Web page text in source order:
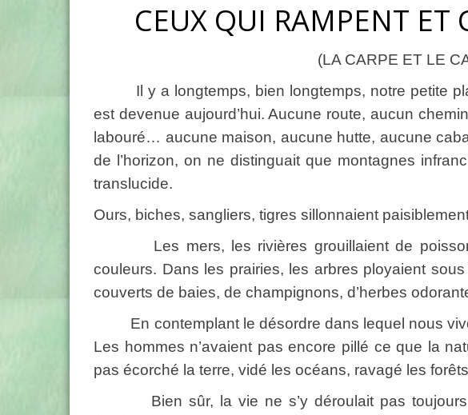
CEUX QUI RAMPENT ET
(LA CARPE ET LE
Il y a longtemps, bien longtemps, notre petite
est devenue aujourd’hui. Aucune route, aucun
labouré… aucune maison, aucune hutte, aucune
de l’horizon, on ne distinguait que montagnes
translucide.
Ours, biches, sangliers, tigres sillonnaient
Les mers, les rivières grouillaient de
couleurs. Dans les prairies, les arbres ployaient
couverts de baies, de champignons, d’herbes
En contemplant le désordre dans lequel nous
Les hommes n’avaient pas encore pillé ce que la
pas écorché la terre, vidé les océans, ravagé les
Bien sûr, la vie ne s’y déroulait pas toujours